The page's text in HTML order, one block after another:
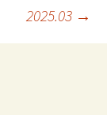
2025.03 →